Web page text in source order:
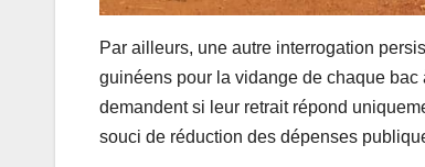
Par ailleurs, une autre interrogation
guinéens pour la vidange de chaque
demandent si leur retrait répond
souci de réduction des dépenses